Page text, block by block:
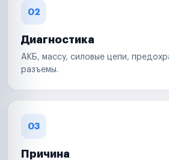
02
Диагностика
АКБ, массу, силовые цепи,
разъемы.
03
Причина